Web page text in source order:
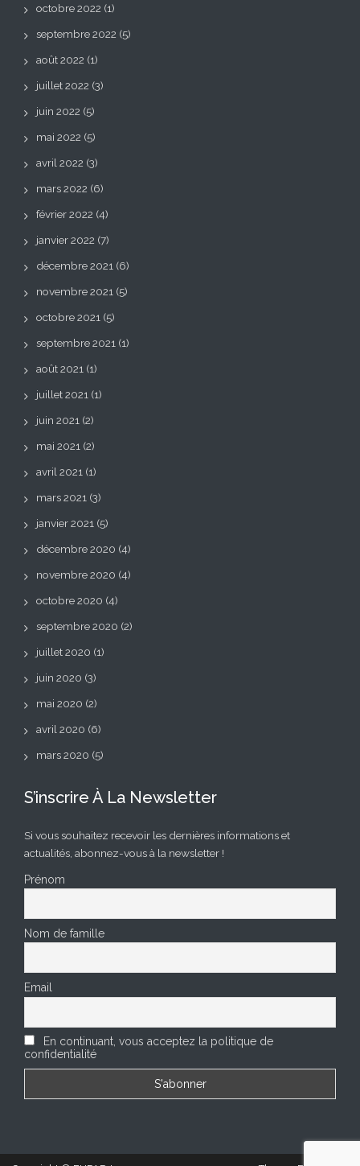
octobre 2022 (1)
septembre 2022 (5)
août 2022 (1)
juillet 2022 (3)
juin 2022 (5)
mai 2022 (5)
avril 2022 (3)
mars 2022 (6)
février 2022 (4)
janvier 2022 (7)
décembre 2021 (6)
novembre 2021 (5)
octobre 2021 (5)
septembre 2021 (1)
août 2021 (1)
juillet 2021 (1)
juin 2021 (2)
mai 2021 (2)
avril 2021 (1)
mars 2021 (3)
janvier 2021 (5)
décembre 2020 (4)
novembre 2020 (4)
octobre 2020 (4)
septembre 2020 (2)
juillet 2020 (1)
juin 2020 (3)
mai 2020 (2)
avril 2020 (6)
mars 2020 (5)
S’inscrire À La Newsletter
Si vous souhaitez recevoir les dernières informations et
actualités, abonnez-vous à la newsletter !
Prénom
Nom de famille
Email
En continuant, vous acceptez la politique de
confidentialité